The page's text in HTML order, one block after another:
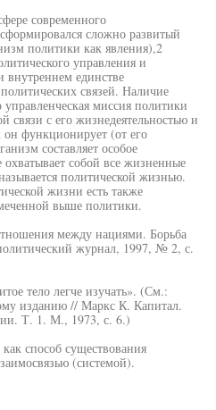
современного
сложно развитый
политики как явления),2
управления и
внутреннем единстве
связей. Наличие
управленческая миссия политики
связи с его жизнедеятельностью и
он функционирует (от его
составляет особое
охватывает собой все жизненные
политической жизнью.
жизни есть также
выше политики.
между нациями. Борьба
журнал, 1997, № 2, с.
тело легче изучать». (См.:
изданию // Маркс К. Капитал.
Т. 1. М., 1973, с. 6.)
способ существования
(системой).